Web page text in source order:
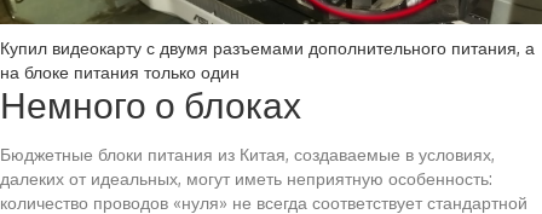
Купил видеокарту с двумя разъемами дополнительного питания, а
на блоке питания только один
Немного о блоках
Бюджетные блоки питания из Китая, создаваемые в условиях,
далеких от идеальных, могут иметь неприятную особенность:
количество проводов «нуля» не всегда соответствует стандартной